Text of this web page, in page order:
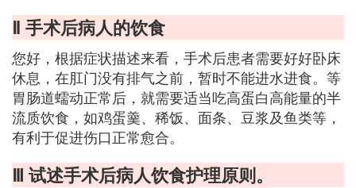
Ⅱ 手术后病人的饮食
您好，根据症状描述来看，手术后患者需要好好卧床
休息，在肛门没有排气之前，暂时不能进水进食。等
胃肠道蠕动正常后，就需要适当吃高蛋白高能量的半
流质饮食，如鸡蛋羹、稀饭、面条、豆浆及鱼类等，
有利于促进伤口正常愈合。
Ⅲ 试述手术后病人饮食护理原则。